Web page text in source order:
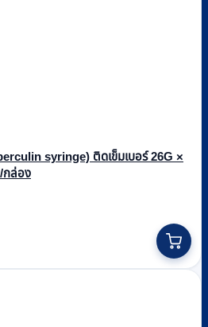
syringe) ติดเข็มเบอร์ 26G ×
กล่อง